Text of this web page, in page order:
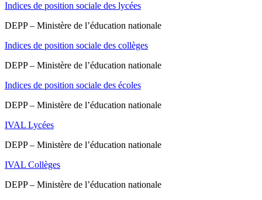
Indices de position sociale des lycées
DEPP – Ministère de l’éducation nationale
Indices de position sociale des collèges
DEPP – Ministère de l’éducation nationale
Indices de position sociale des écoles
DEPP – Ministère de l’éducation nationale
IVAL Lycées
DEPP – Ministère de l’éducation nationale
IVAL Collèges
DEPP – Ministère de l’éducation nationale